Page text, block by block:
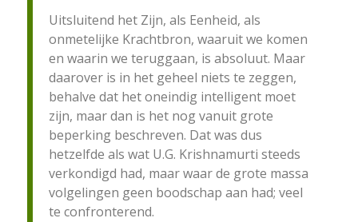
Uitsluitend het Zijn, als Eenheid, als
onmetelijke Krachtbron, waaruit we komen
en waarin we teruggaan, is absoluut. Maar
daarover is in het geheel niets te zeggen,
behalve dat het oneindig intelligent moet
zijn, maar dan is het nog vanuit grote
beperking beschreven. Dat was dus
hetzelfde als wat U.G. Krishnamurti steeds
verkondigd had, maar waar de grote massa
volgelingen geen boodschap aan had; veel
te confronterend.